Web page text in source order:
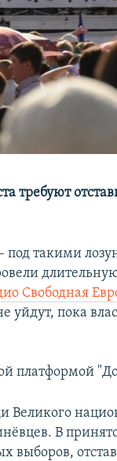
требуют
под такими
Свободная
уйдут, пока
платформой
В
выборов,